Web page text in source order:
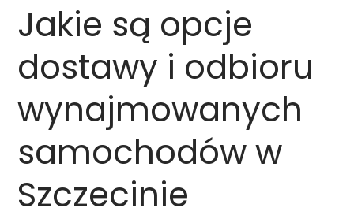
Jakie są opcje
dostawy i odbioru
wynajmowanych
samochodów w
Szczecinie